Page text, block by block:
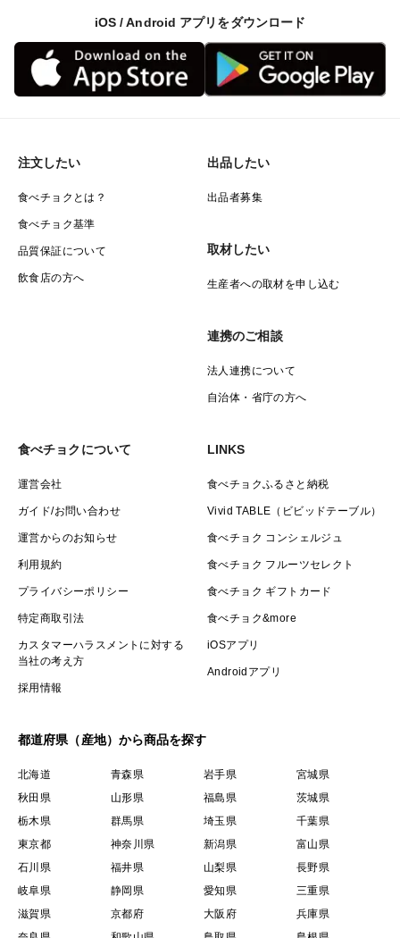
iOS / Android アプリをダウンロード
注文したい
食べチョクとは？
食べチョク基準
品質保証について
飲食店の方へ
出品したい
出品者募集
取材したい
生産者への取材を申し込む
連携のご相談
法人連携について
自治体・省庁の方へ
食べチョクについて
運営会社
ガイド/お問い合わせ
運営からのお知らせ
利用規約
プライバシーポリシー
特定商取引法
カスタマーハラスメントに対する
当社の考え方
採用情報
LINKS
食べチョクふるさと納税
Vivid TABLE（ビビッドテーブル）
食べチョク コンシェルジュ
食べチョク フルーツセレクト
食べチョク ギフトカード
食べチョク&more
iOSアプリ
Androidアプリ
都道府県（産地）から商品を探す
北海道 青森県 岩手県
宮城県
秋田県
山形県 福島県
茨城県
栃木県
群馬県 埼玉県
千葉県
東京都
神奈川県 新潟県
富山県
石川県
福井県 山梨県
長野県
岐阜県
静岡県 愛知県
三重県
滋賀県
京都府 大阪府
兵庫県